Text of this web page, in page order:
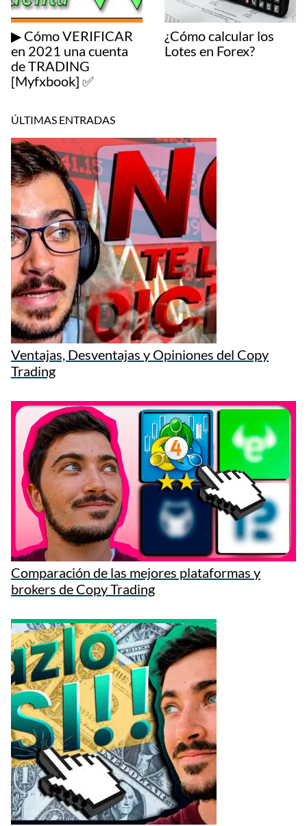
▶ Cómo VERIFICAR
en 2021 una cuenta
de TRADING
[Myfxbook] ✅
¿Cómo calcular los
Lotes en Forex?
ÚLTIMAS ENTRADAS
Ventajas, Desventajas y Opiniones del Copy
Trading
Comparación de las mejores plataformas y
brokers de Copy Trading